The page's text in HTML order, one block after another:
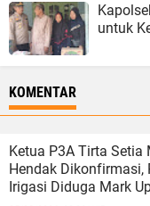
untuk
KOMENTAR
Ketua P3A Tirta Setia
Hendak Dikonfirmasi,
Irigasi Diduga Mark